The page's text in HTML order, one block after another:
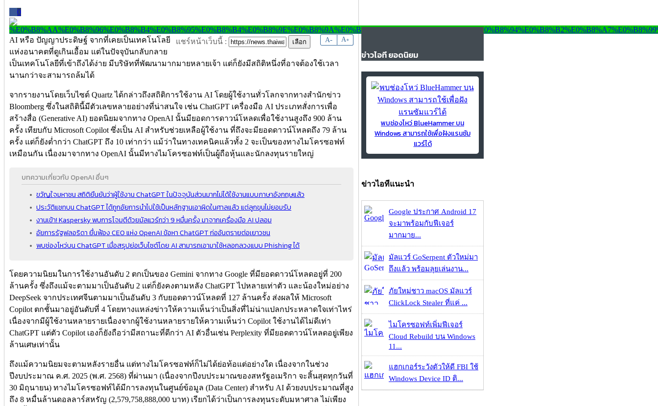
0
A- A+
แชร์หน้าเว็บนี้ :
AI หรือ ปัญญาประดิษฐ์ จากที่เคยเป็นเทคโนโลยี
แห่งอนาคตที่ดูเกินเอื้อม แต่ในปัจจุบันกลับกลาย
เป็นเทคโนโลยีที่เข้าถึงได้ง่าย มีบริษัทที่พัฒนามากมายหลายเจ้า แต่ก็ยังมีสถิติหนึ่งที่อาจต้องใช้เวลา
นานกว่าจะสามารถล้มได้
จากรายงานโดยเว็บไซต์ Quartz ได้กล่าวถึงสถิติการใช้งาน AI โดยผู้ใช้งานทั่วโลกจากทางสำนักข่าว
Bloomberg ซึ่งในสถิตินี้มีตัวเลขหลายอย่างที่น่าสนใจ เช่น ChatGPT เครื่องมือ AI ประเภทสั่งการเพื่อ
สร้างสื่อ (Generative AI) ยอดนิยมจากทาง OpenAI นั้นมียอดการดาวน์โหลดเพื่อใช้งานสูงถึง 900 ล้าน
ครั้ง เทียบกับ Microsoft Copilot ซึ่งเป็น AI สำหรับช่วยเหลือผู้ใช้งาน ที่ถึงจะมียอดดาวน์โหลดถึง 79 ล้าน
ครั้ง แต่ก็ยังต่ำกว่า ChatGPT ถึง 10 เท่ากว่า แม้ว่าในทางเทคนิคแล้วทั้ง 2 จะเป็นของทางไมโครซอฟท์
เหมือนกัน เนื่องมาจากทาง OpenAI นั้นมีทางไมโครซอฟท์เป็นผู้ถือหุ้นและนักลงทุนรายใหญ่
บทความเกี่ยวกับ OpenAI อื่นๆ
ขวัญใจมหาชน สถิติยืนยันว่าผู้ใช้งาน ChatGPT ในปัจจุบันส่วนมากไม่ได้ใช้งานแบบภาษาอังกฤษแล้ว
ประวัติแชทบน ChatGPT ได้ถูกอัยการนำไปใช้เป็นหลักฐานเอาผิดในศาลแล้ว แต่ลูกขุนไม่ยอมรับ
งานเข้า! Kaspersky พบการโจมตีด้วยมัลแวร์กว่า 9 หมื่นครั้ง มาจากเครื่องมือ AI ปลอม
อัยการรัฐฟลอริดา ยื่นฟ้อง CEO แห่ง OpenAI ข้อหา ChatGPT ก่ออันตรายต่อเยาวชน
พบช่องโหว่บน ChatGPT เมื่อสรุปย่อเว็บไซต์โดย AI สามารถเอามาใช้หลอกลวงแบบ Phishing ได้
โดยความนิยมในการใช้งานอันดับ 2 ตกเป็นของ Gemini จากทาง Google ที่มียอดดาวน์โหลดอยู่ที่ 200
ล้านครั้ง ซึ่งถึงแม้จะตามมาเป็นอันดับ 2 แต่ก็ยังคงตามหลัง ChatGPT ไปหลายเท่าตัว และน้องใหม่อย่าง
DeepSeek จากประเทศจีนตามมาเป็นอันดับ 3 กับยอดดาวน์โหลดที่ 127 ล้านครั้ง ส่งผลให้ Microsoft
Copilot ตกชั้นมาอยู่อันดับที่ 4 โดยทางแหล่งข่าวให้ความเห็นว่าเป็นสิ่งที่ไม่น่าแปลกประหลาดใจเท่าไหร่
เนื่องจากมีผู้ใช้งานหลายรายเนื่องจากผู้ใช้งานหลายรายให้ความเห็นว่า Copilot ใช้งานได้ไม่ดีเท่า
ChatGPT แต่ตัว Copilot เองก็ยังถือว่ามีสถานะที่ดีกว่า AI ตัวอื่นเช่น Perplexity ที่มียอดดาวน์โหลดอยู่เพียง
ล้านเศษเท่านั้น
ถึงแม้ความนิยมจะตามหลังรายอื่น แต่ทางไมโครซอฟท์ก็ไม่ได้ย่อท้อแต่อย่างใด เนื่องจากในช่วง
ปีงบประมาณ ค.ศ. 2025 (พ.ศ. 2568) ที่ผ่านมา (เนื่องจากปีงบประมาณของสหรัฐอเมริกา จะสิ้นสุดทุกวันที่
30 มิถุนายน) ทางไมโครซอฟท์ได้มีการลงทุนในศูนย์ข้อมูล (Data Center) สำหรับ AI ด้วยงบประมาณที่สูง
ถึง 8 หมื่นล้านดอลลาร์สหรัญ (2,579,758,888,000 บาท) เรียกได้ว่าเป็นการลงทุนระดับมหาศาล ไม่เพียง
ข่าวไอที ยอดนิยม
พบช่องโหว่ BlueHammer บน
Windows สามารถใช้เพื่อฝังแรนซัม
แวร์ได้
ข่าวไอทีแนะนำ
Google ประกาศ Android 17
จะมาพร้อมกับฟีเจอร์
มากมาย...
มัลแวร์ GoSerpent ตัวใหม่มา
ถึงแล้ว พร้อมลุยเล่นงาน...
ภัยใหม่ชาว macOS มัลแวร์
ClickLock Stealer ที่แค่ ...
ไมโครซอฟท์เพิ่มฟีเจอร์
Cloud Rebuild บน Windows
11...
แฮกเกอร์ระวังตัวให้ดี FBI ใช้
Windows Device ID ติ...